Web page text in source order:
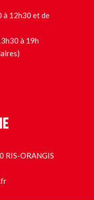
à 12h30 et de
à 19h
RIS-ORANGIS